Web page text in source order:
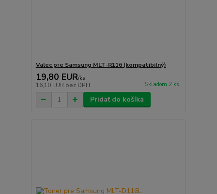
Valec pre Samsung MLT-R116 (kompatibilný)
19,80 EUR/ks
16,10 EUR bez DPH Skladom 2 ks
Pridať do košíka